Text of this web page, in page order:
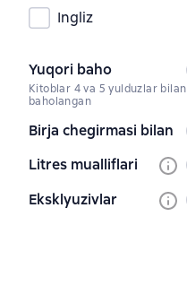
Ingliz
Yuqori baho
Kitoblar 4 va 5 yulduzlar bilan
baholangan
Birja chegirmasi bilan
Litres mualliflari
Eksklyuzivlar